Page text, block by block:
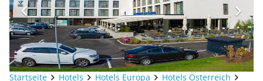
Startseite Hotels Hotels Europa
Hotels Österreich